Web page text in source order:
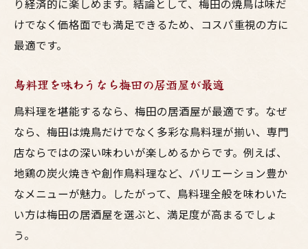
り経済的に楽しめます。結論として、梅田の焼鳥は味だ
けでなく価格面でも満足できるため、コスパ重視の方に
最適です。
鳥料理を味わうなら梅田の居酒屋が最適
鳥料理を堪能するなら、梅田の居酒屋が最適です。なぜ
なら、梅田は焼鳥だけでなく多彩な鳥料理が揃い、専門
店ならではの深い味わいが楽しめるからです。例えば、
地鶏の炭火焼きや創作鳥料理など、バリエーション豊か
なメニューが魅力。したがって、鳥料理全般を味わいた
い方は梅田の居酒屋を選ぶと、満足度が高まるでしょ
う。